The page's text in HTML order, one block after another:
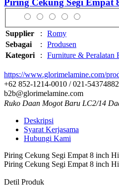
Piring Cekung Segi
Supplier :
Romy
Sebagai
:
Produsen
Kategori
: Furniture & Peralatan
https://www.glorimelamine.com/
+62 852-1214-0010 / 021-54374882
b2b@glorimelamine.com
Ruko Daan Mogot Baru LC2/14
Deskripsi
Syarat Kerjasama
Hubungi Kami
Piring Cekung Segi Empat 8 inch
Piring Cekung Segi Empat 8 inch
Detil Produk